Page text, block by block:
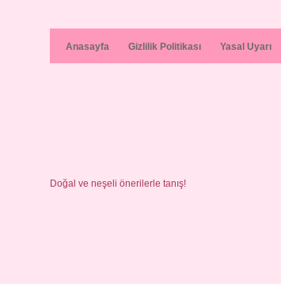
Anasayfa Gizlilik Politikası Yasal Uyarı
Doğal ve neşeli önerilerle tanış!